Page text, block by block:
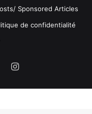
Sponsored Articles
de confidentialité
Instagram